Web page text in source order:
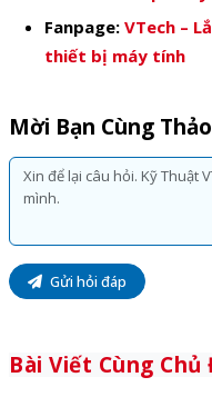
Fanpage: VTech –
thiết bị máy tính
Mời Bạn Cùng
Gửi hỏi đáp
Bài Viết Cùng Chủ